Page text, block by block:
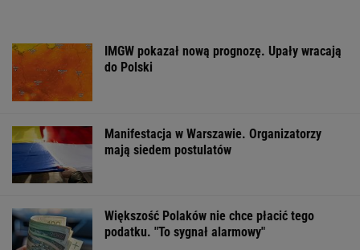
IMGW pokazał nową prognozę. Upały wracają
do Polski
Manifestacja w Warszawie. Organizatorzy
mają siedem postulatów
Większość Polaków nie chce płacić tego
podatku. "To sygnał alarmowy"